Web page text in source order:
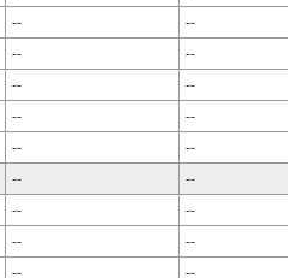
--
--
--
--
--
--
--
--
--
--
--
--
--
--
--
--
--
--